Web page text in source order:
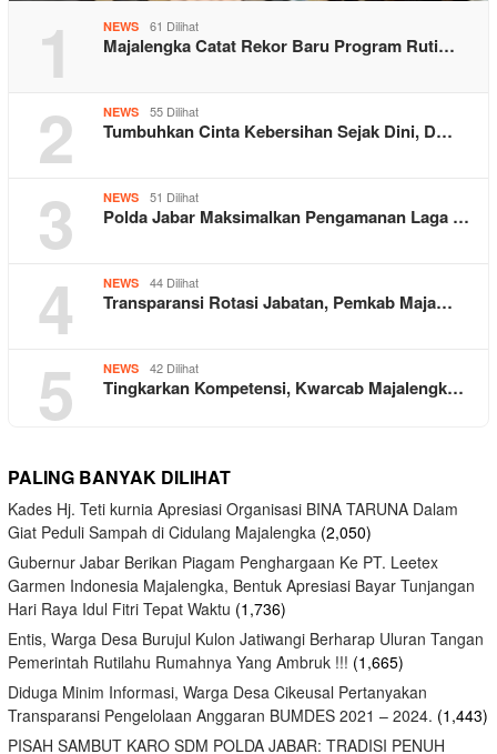
1 NEWS 61 Dilihat
Majalengka Catat Rekor Baru Program Ruti…
2 NEWS 55 Dilihat
Tumbuhkan Cinta Kebersihan Sejak Dini, D…
3 NEWS 51 Dilihat
Polda Jabar Maksimalkan Pengamanan Laga …
4 NEWS 44 Dilihat
Transparansi Rotasi Jabatan, Pemkab Maja…
5 NEWS 42 Dilihat
Tingkarkan Kompetensi, Kwarcab Majalengk…
PALING BANYAK DILIHAT
Kades Hj. Teti kurnia Apresiasi Organisasi BINA TARUNA Dalam
Giat Peduli Sampah di Cidulang Majalengka (2,050)
Gubernur Jabar Berikan Piagam Penghargaan Ke PT. Leetex
Garmen Indonesia Majalengka, Bentuk Apresiasi Bayar Tunjangan
Hari Raya Idul Fitri Tepat Waktu (1,736)
Entis, Warga Desa Burujul Kulon Jatiwangi Berharap Uluran Tangan
Pemerintah Rutilahu Rumahnya Yang Ambruk !!! (1,665)
Diduga Minim Informasi, Warga Desa Cikeusal Pertanyakan
Transparansi Pengelolaan Anggaran BUMDES 2021 – 2024. (1,443)
PISAH SAMBUT KARO SDM POLDA JABAR: TRADISI PENUH